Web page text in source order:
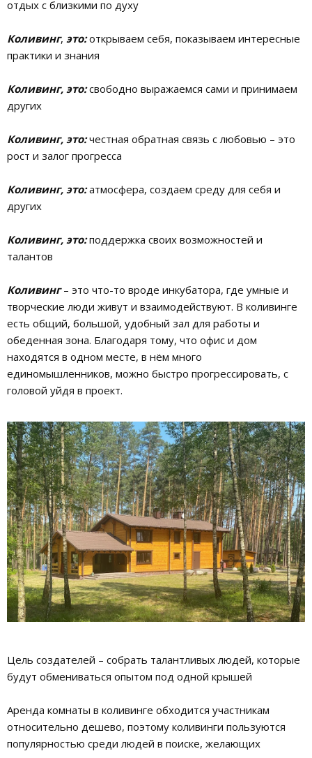
отдых с близкими по духу
Коливинг, это:открываем себя, показываем интересные
практики и знания
Коливинг, это:свободно выражаемся сами и принимаем
других
Коливинг, это:честная обратная связь с любовью – это
рост и залог прогресса
Коливинг, это:атмосфера, создаем среду для себя и
других
Коливинг, это:поддержка своих возможностей и
талантов
Коливинг – это что-то вроде инкубатора, где умные и
творческие люди живут и взаимодействуют. В коливинге
есть общий, большой, удобный зал для работы и
обеденная зона. Благодаря тому, что офис и дом
находятся в одном месте, в нём много
единомышленников, можно быстро прогрессировать, с
головой уйдя в проект.
Цель создателей – собрать талантливых людей, которые
будут обмениваться опытом под одной крышей
Аренда комнаты в коливинге обходится участникам
относительно дешево, поэтому коливинги пользуются
популярностью среди людей в поиске, желающих